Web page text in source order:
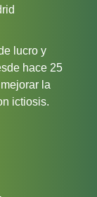
lucro y
hace 25
la
ictiosis.